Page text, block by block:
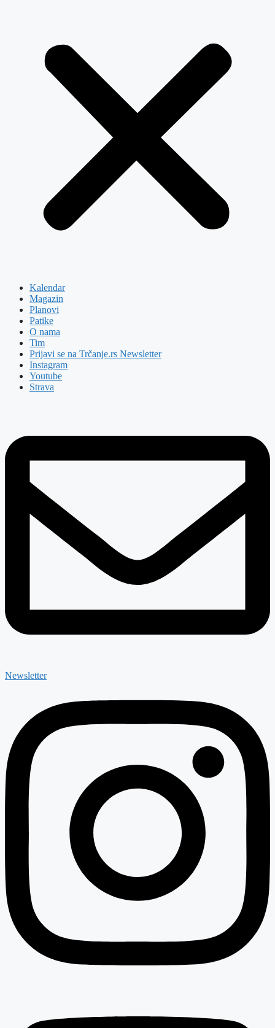
Kalendar
Magazin
Planovi
Patike
O nama
Tim
Prijavi se na Trčanje.rs Newsletter
Instagram
Youtube
Strava
Newsletter